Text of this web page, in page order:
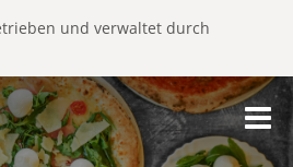
und verwaltet durch